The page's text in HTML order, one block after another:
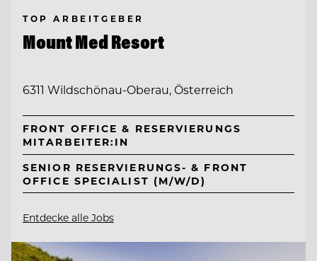
TOP ARBEITGEBER
Mount Med Resort
6311 Wildschönau-Oberau, Österreich
FRONT OFFICE & RESERVIERUNGS
MITARBEITER:IN
SENIOR RESERVIERUNGS- & FRONT
OFFICE SPECIALIST (M/W/D)
Entdecke alle Jobs